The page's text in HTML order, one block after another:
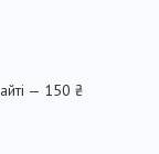
— 150 ₴